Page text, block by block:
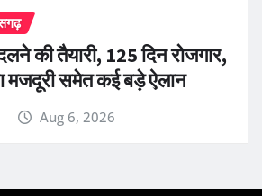
की तैयारी, 125 दिन रोजगार,
मजदूरी समेत कई बड़े ऐलान
Aug 6, 2026